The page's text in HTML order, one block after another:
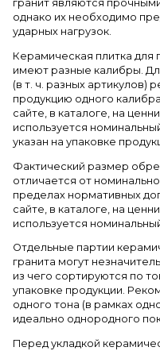
гранит являются
однако их необходимо
ударных нагрузок.
Керамическая плитка для
имеют разные калибры.
(в т. ч. разных артикулов)
продукцию одного
сайте, в каталоге, на
используется
указан на упаковке
Фактический размер
отличается от
пределах нормативных
сайте, в каталоге, на
используется
Отдельные партии
гранита могут
из чего сортируются по
упаковке продукции.
одного тона (в рамках
идеально однородного
Перед укладкой